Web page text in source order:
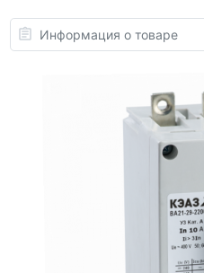
Информация о товаре